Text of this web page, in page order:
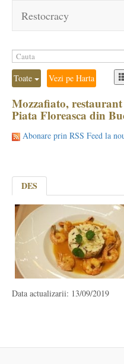
Restocracy
Toate Vezi pe Harta
Mozzafiato,
Piata Floreasca din
Abonare prin RSS Feed la
DES
Data actualizarii: 13/09/2019